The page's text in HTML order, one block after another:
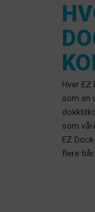
Hver
som en
som
EZ
flere